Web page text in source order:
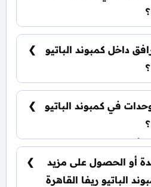
يمكنك حجز وحدتك بدفع مقدم 5% فقط، كما يتم
تقسيط الباقي على فترة تصل إلي 8 سنوات بدون أي
داخل كمبوند الباتيو
طبيعية، كلوب هاوس
ترفيهية للأطفال،
في كمبوند الباتيو
أربع سنوات من تاريخ
نصف تشطيب أو
العميل.
أو الحصول على مزيد
الباتيو ريفا القاهرة